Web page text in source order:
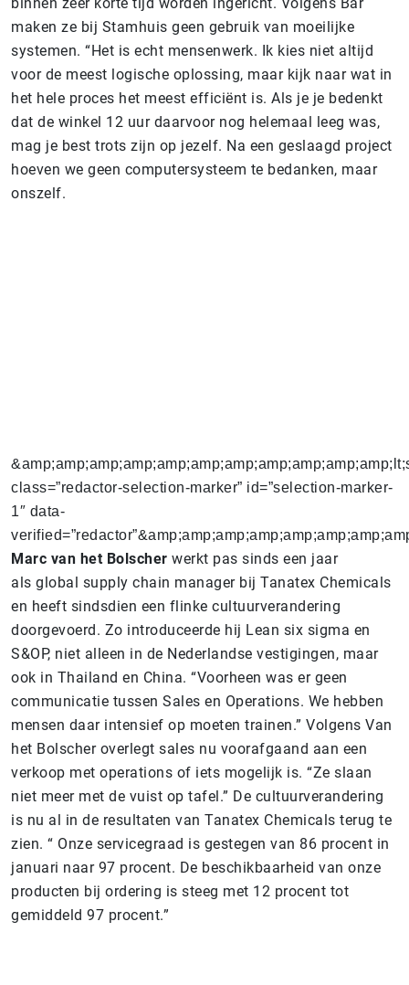
maken ze bij Stamhuis geen gebruik van moeilijke
systemen. “Het is echt mensenwerk. Ik kies niet altijd
voor de meest logische oplossing, maar kijk naar wat in
het hele proces het meest efficiënt is. Als je je bedenkt
dat de winkel 12 uur daarvoor nog helemaal leeg was,
mag je best trots zijn op jezelf. Na een geslaagd project
hoeven we geen computersysteem te bedanken, maar
onszelf.
class=”redactor-selection-marker” id=”selection-marker-
1″ data-
Marc van het Bolscher werkt pas sinds een jaar
als global supply chain manager bij Tanatex Chemicals
en heeft sindsdien een flinke cultuurverandering
doorgevoerd. Zo introduceerde hij Lean six sigma en
S&OP, niet alleen in de Nederlandse vestigingen, maar
ook in Thailand en China. “Voorheen was er geen
communicatie tussen Sales en Operations. We hebben
mensen daar intensief op moeten trainen.” Volgens Van
het Bolscher overlegt sales nu voorafgaand aan een
verkoop met operations of iets mogelijk is. “Ze slaan
niet meer met de vuist op tafel.” De cultuurverandering
is nu al in de resultaten van Tanatex Chemicals terug te
zien. “ Onze servicegraad is gestegen van 86 procent in
januari naar 97 procent. De beschikbaarheid van onze
producten bij ordering is steeg met 12 procent tot
gemiddeld 97 procent.”